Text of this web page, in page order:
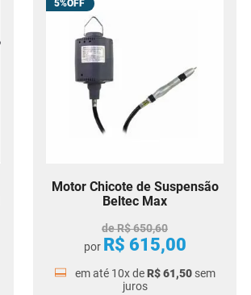
5%
Motor Chicote de Suspensão
Beltec Max
deR$650,60
por R$ 615,00
em até 10x deR$61,50 sem
juros